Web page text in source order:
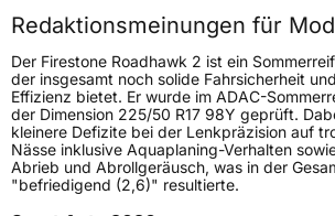
Höchstgeschwindigkeit
300 km/h
Lastindex103
Höchstlast875 kg
Gewicht (in kg)12,27 kg
Redaktionsmeinungen für
Der Firestone Roadhawk 2 ist ein
der insgesamt noch solide Fahrsicherheit
Effizienz bietet. Er wurde im ADAC-
der Dimension 225/50 R17 98Y geprüft.
kleinere Defizite bei der Lenkpräzision auf
Nässe inklusive Aquaplaning-Verhalten
Abrieb und Abrollgeräusch, was in der
"befriedigend (2,6)" resultierte.